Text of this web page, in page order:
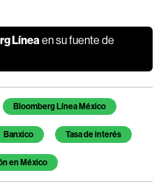
Línea en su fuente de
Bloomberg Línea México
Banxico Tasa de interés
en México